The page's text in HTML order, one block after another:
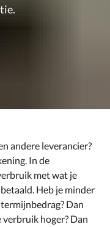
andere leverancier?
In de
met wat je
Heb je minder
Dan
hoger? Dan